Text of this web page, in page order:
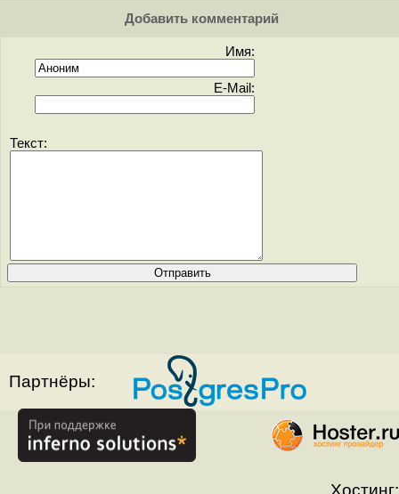
Добавить комментарий
Имя:
E-Mail:
Текст:
Партнёры:
Хостинг: